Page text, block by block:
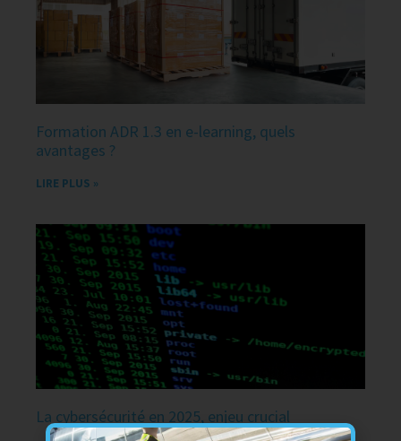
Formation ADR 1.3 en e-learning, quels
avantages ?
LIRE PLUS »
La cybersécurité en 2025, enjeu crucial